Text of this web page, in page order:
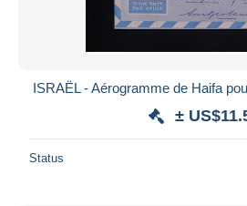
ISRAËL - Aérogramme de Haifa
±
Status